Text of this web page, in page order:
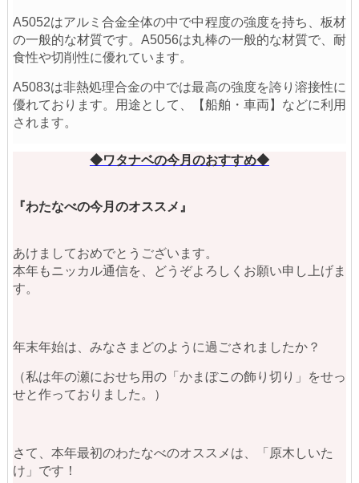
A5052はアルミ合金全体の中で中程度の強度を持ち、板材
の一般的な材質です。A5056は丸棒の一般的な材質で、耐
食性や切削性に優れています。
A5083は非熱処理合金の中では最高の強度を誇り溶接性に
優れております。
用途として、【船舶・車両】などに利用
されます。
◆ワタナベの今月のおすすめ◆
『わたなべの今月のオススメ』
あけましておめでとうございます。
本年もニッカル通信を、どうぞよろしくお願い申し上げま
す。
年末年始は、みなさまどのように過ごされましたか？
（私は年の瀬におせち用の「かまぼこの飾り切り」をせっ
せと作っておりました。）
さて、本年最初のわたなべのオススメは、「原木しいた
け」です！